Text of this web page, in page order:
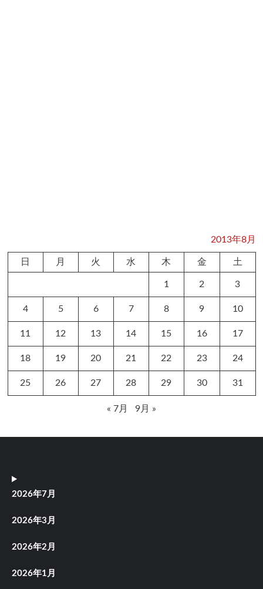
2013年8月
日 月 火 水 木 金 土
1 2 3
4 5 6 7 8 9 10
11 12 13 14 15 16 17
18 19 20 21 22 23 24
25 26 27 28 29 30 31
« 7月 9月 »
2026年7月
2026年3月
2026年2月
2026年1月